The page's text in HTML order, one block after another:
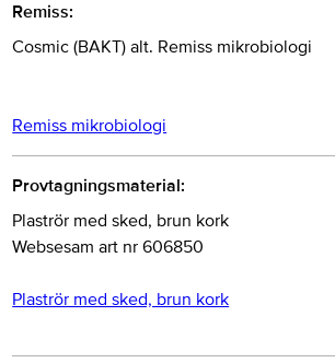
Remiss:
Cosmic (BAKT) alt. Remiss mikrobiologi
Remiss mikrobiologi
Provtagningsmaterial:
Plaströr med sked, brun kork
Websesam art nr 606850
Plaströr med sked, brun kork